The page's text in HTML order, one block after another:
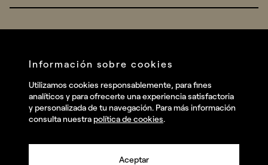
Talent
Contact
Instagram
Facebook
Información sobre cookies
Utilizamos cookies responsablemente, para fines
analíticos y para ofrecerte una experiencia satisfactoria
y personalizada de tu navegación. Para más información
consulta nuestra política de cookies.
Aceptar